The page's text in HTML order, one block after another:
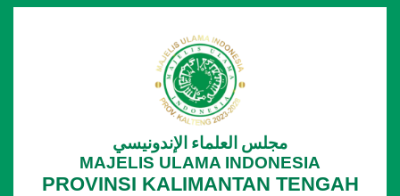
مجلس العلماء الإندونيسي
MAJELIS ULAMA INDONESIA
PROVINSI KALIMANTAN TENGAH